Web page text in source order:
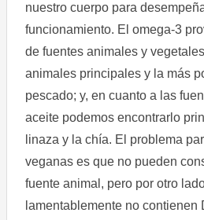
nuestro cuerpo para
funcionamiento. El omega-3
de fuentes animales y
animales principales y la más
pescado; y, en cuanto a las
aceite podemos encontrarlo
linaza y la chía. El problema
veganas es que no pueden
fuente animal, pero por otro
lamentablemente no contienen